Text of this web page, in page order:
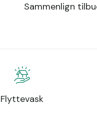
Sammenlign
Flyttevask